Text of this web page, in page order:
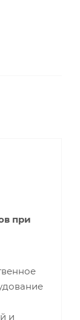
при
и